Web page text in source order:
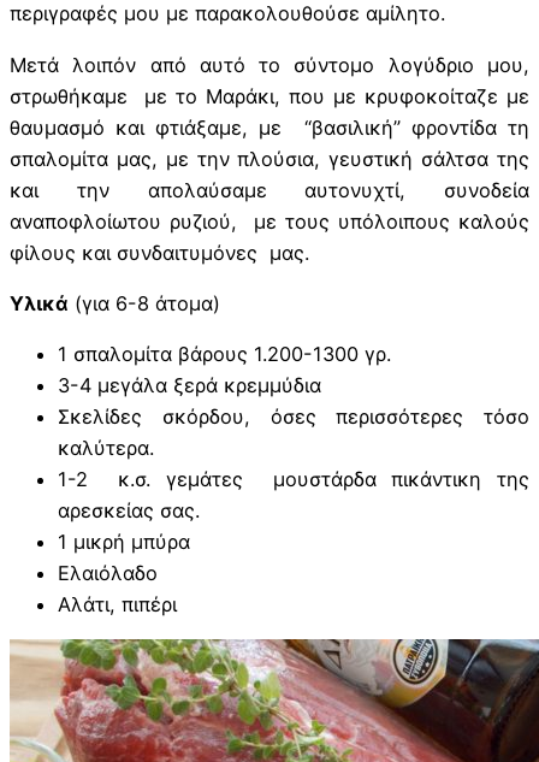
περιγραφές μου με παρακολουθούσε αμίλητο.
Μετά λοιπόν από αυτό το σύντομο λογύδριο μου,
στρωθήκαμε με το Μαράκι, που με κρυφοκοίταζε με
θαυμασμό και φτιάξαμε, με “βασιλική” φροντίδα τη
σπαλομίτα μας, με την πλούσια, γευστική σάλτσα της
και την απολαύσαμε αυτονυχτί, συνοδεία
αναποφλοίωτου ρυζιού, με τους υπόλοιπους καλούς
φίλους και συνδαιτυμόνες μας.
Υλικά (για 6-8 άτομα)
1 σπαλομίτα βάρους 1.200-1300 γρ.
3-4 μεγάλα ξερά κρεμμύδια
Σκελίδες σκόρδου, όσες περισσότερες τόσο
καλύτερα.
1-2 κ.σ. γεμάτες μουστάρδα πικάντικη της
αρεσκείας σας.
1 μικρή μπύρα
Ελαιόλαδο
Αλάτι, πιπέρι